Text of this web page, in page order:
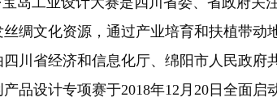
绸文化资源，通过产业培育和扶植带动
川省经济和信息化厅、绵阳市人民政府
产品设计专项赛于2018年12月20日全面